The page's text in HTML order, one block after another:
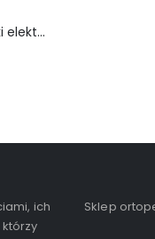
Wózek inwalidzki elektryczny - FortiGO
ich
Sklep